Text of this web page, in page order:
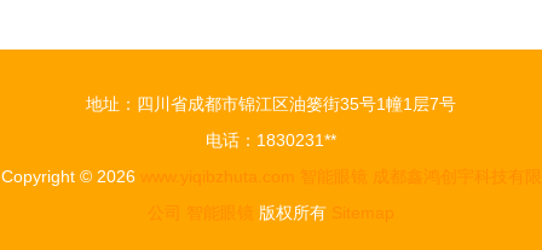
地址：四川省成都市锦江区油篓街35号1幢1层7号
电话：1830231**
Copyright © 2026 www.yiqibzhuta.com 智能眼镜
成都鑫鸿创宇科技有限
公司
智能眼镜 版权所有 Sitemap